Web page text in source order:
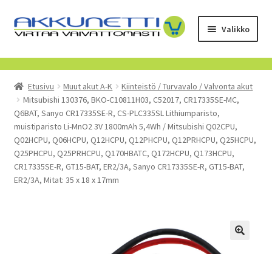
Siirry
navigointiin
Siirry
sisältöön
Valikko
Kauppa
Tietoa meistä
Yrityksille
Toimitusehdot
POISTUVAT TUOTTEET
Etusivu Muut akut A-K
Kiinteistö / Turvavalo / Valvonta akut
Mitsubishi 130376, BKO-C10811H03, C52017, CR17335SE-MC,
Q6BAT, Sanyo CR17335SE-R, CS-PLC335SL Lithiumparisto,
muistiparisto Li-MnO2 3V 1800mAh 5,4Wh / Mitsubishi Q02CPU,
Q02HCPU, Q06HCPU, Q12HCPU, Q12PHCPU, Q12PRHCPU, Q25HCPU,
Q25PHCPU, Q25PRHCPU, Q170HBATC, Q172HCPU, Q173HCPU,
CR17335SE-R, GT15-BAT, ER2/3A, Sanyo CR17335SE-R, GT15-BAT,
ER2/3A, Mitat: 35 x 18 x 17mm